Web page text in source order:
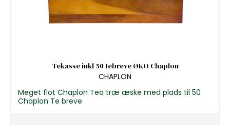
Tekasse inkl 50 tebreve ØKO Chaplon
CHAPLON
Meget flot Chaplon Tea træ æske med plads til 50
Chaplon Te breve